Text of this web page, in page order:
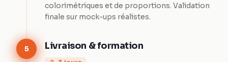
colorimétriques et de proportions. Validation
finale sur mock-ups réalistes.
5 Livraison & formation